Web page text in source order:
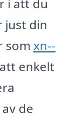
i att du
just din
som xn--
enkelt
de